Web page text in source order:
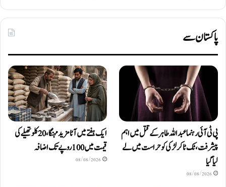
پاکستان سے
پی ٹی آئی رہنما عبداللہ طاہر کے قتل میں اہم
پیشرفت، ٹک ٹاکر لڑکی کو حراست میں لے
لیا گیا
08/08/2026
ایک ہفتے میں آٹا مزید مہنگا، 20 کلو تھیلے کی
قیمت میں 100 روپے تک اضافہ
08/08/2026